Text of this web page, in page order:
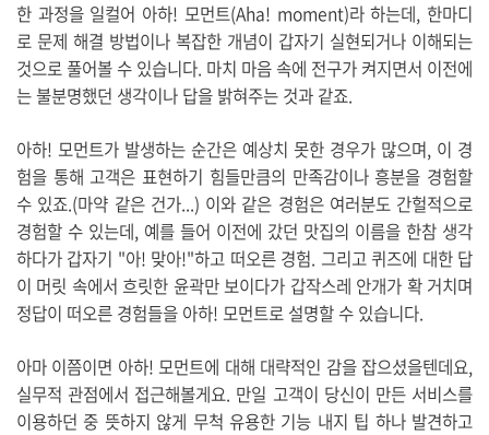
한 과정을 일컬어 아하! 모먼트(Aha! moment)라 하는데, 한마디
로 문제 해결 방법이나 복잡한 개념이 갑자기 실현되거나 이해되는
것으로 풀어볼 수 있습니다. 마치 마음 속에 전구가 켜지면서 이전에
는 불분명했던 생각이나 답을 밝혀주는 것과 같죠.
아하! 모먼트가 발생하는 순간은 예상치 못한 경우가 많으며, 이 경
험을 통해 고객은 표현하기 힘들만큼의 만족감이나 흥분을 경험할
수 있죠.(마약 같은 건가...) 이와 같은 경험은 여러분도 간헐적으로
경험할 수 있는데, 예를 들어 이전에 갔던 맛집의 이름을 한참 생각
하다가 갑자기 "아! 맞아!"하고 떠오른 경험. 그리고 퀴즈에 대한 답
이 머릿 속에서 흐릿한 윤곽만 보이다가 갑작스레 안개가 확 거치며
정답이 떠오른 경험들을 아하! 모먼트로 설명할 수 있습니다.
아마 이쯤이면 아하! 모먼트에 대해 대략적인 감을 잡으셨을텐데요,
실무적 관점에서 접근해볼게요. 만일 고객이 당신이 만든 서비스를
이용하던 중 뜻하지 않게 무척 유용한 기능 내지 팁 하나 발견하고